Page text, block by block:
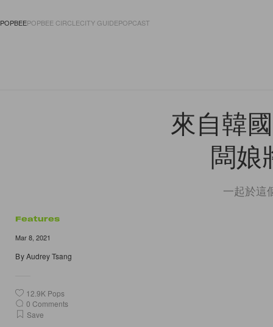
POPBEEPOPBEE CIRCLECITY GUIDEPOPCAST
來自韓
闆娘
一起於這
Features
Mar 8, 2021
ByAudrey Tsang
12.9K Pops
0 Comments
Save